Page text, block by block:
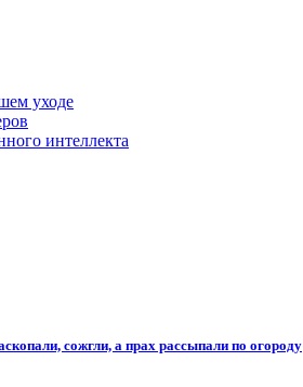
уходе
интеллекта
сожгли, а прах рассыпали по огороду